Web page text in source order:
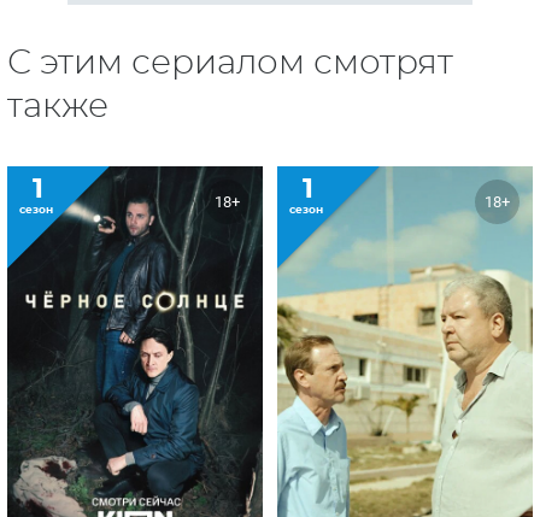
Черное солнце Горящий тур
18+